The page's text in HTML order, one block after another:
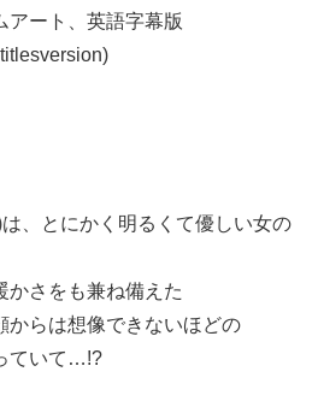
アート、英語字幕版
、とにかく明るくて優しい女の
かさをも兼ね備えた
からは想像できないほどの
ていて…!?